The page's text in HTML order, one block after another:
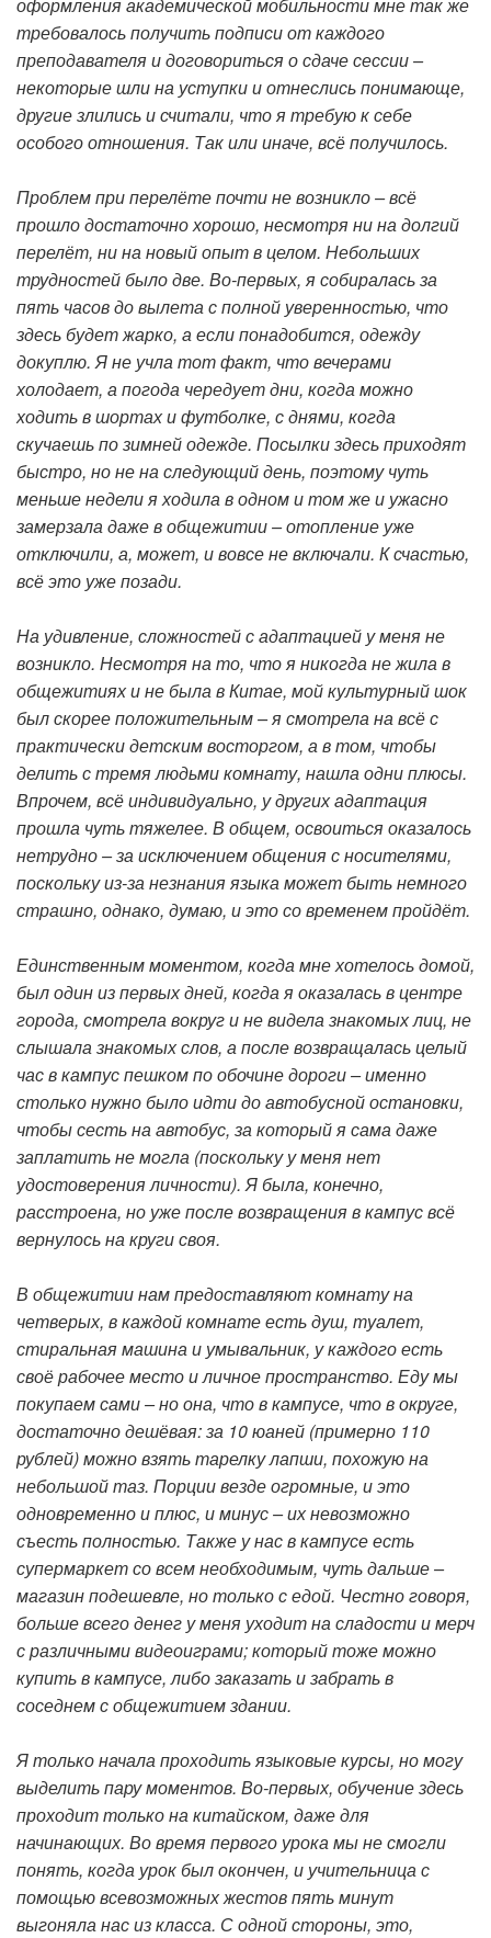
требовалось получить подписи от каждого
преподавателя и договориться о сдаче сессии –
некоторые шли на уступки и отнеслись понимающе,
другие злились и считали, что я требую к себе
особого отношения. Так или иначе, всё получилось.
Проблем при перелёте почти не возникло – всё
прошло достаточно хорошо, несмотря ни на долгий
перелёт, ни на новый опыт в целом. Небольших
трудностей было две. Во-первых, я собиралась за
пять часов до вылета с полной уверенностью, что
здесь будет жарко, а если понадобится, одежду
докуплю. Я не учла тот факт, что вечерами
холодает, а погода чередует дни, когда можно
ходить в шортах и футболке, с днями, когда
скучаешь по зимней одежде. Посылки здесь приходят
быстро, но не на следующий день, поэтому чуть
меньше недели я ходила в одном и том же и ужасно
замерзала даже в общежитии – отопление уже
отключили, а, может, и вовсе не включали. К счастью,
всё это уже позади.
На удивление, сложностей с адаптацией у меня не
возникло. Несмотря на то, что я никогда не жила в
общежитиях и не была в Китае, мой культурный шок
был скорее положительным – я смотрела на всё с
практически детским восторгом, а в том, чтобы
делить с тремя людьми комнату, нашла одни плюсы.
Впрочем, всё индивидуально, у других адаптация
прошла чуть тяжелее. В общем, освоиться оказалось
нетрудно – за исключением общения с носителями,
поскольку из-за незнания языка может быть немного
страшно, однако, думаю, и это со временем пройдёт.
Единственным моментом, когда мне хотелось домой,
был один из первых дней, когда я оказалась в центре
города, смотрела вокруг и не видела знакомых лиц, не
слышала знакомых слов, а после возвращалась целый
час в кампус пешком по обочине дороги – именно
столько нужно было идти до автобусной остановки,
чтобы сесть на автобус, за который я сама даже
заплатить не могла (поскольку у меня нет
удостоверения личности). Я была, конечно,
расстроена, но уже после возвращения в кампус всё
вернулось на круги своя.
В общежитии нам предоставляют комнату на
четверых, в каждой комнате есть душ, туалет,
стиральная машина и умывальник, у каждого есть
своё рабочее место и личное пространство. Еду мы
покупаем сами – но она, что в кампусе, что в округе,
достаточно дешёвая: за 10 юаней (примерно 110
рублей) можно взять тарелку лапши, похожую на
небольшой таз. Порции везде огромные, и это
одновременно и плюс, и минус – их невозможно
съесть полностью. Также у нас в кампусе есть
супермаркет со всем необходимым, чуть дальше –
магазин подешевле, но только с едой. Честно говоря,
больше всего денег у меня уходит на сладости и мерч
с различными видеоиграми; который тоже можно
купить в кампусе, либо заказать и забрать в
соседнем с общежитием здании.
Я только начала проходить языковые курсы, но могу
выделить пару моментов. Во-первых, обучение здесь
проходит только на китайском, даже для
начинающих. Во время первого урока мы не смогли
понять, когда урок был окончен, и учительница с
помощью всевозможных жестов пять минут
выгоняла нас из класса. С одной стороны, это,